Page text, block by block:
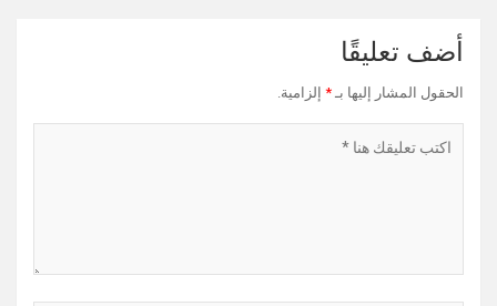
أضف تعليقًا
الحقول المشار إليها بـ * إلزامية.